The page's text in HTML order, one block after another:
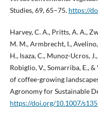
Studies, 69, 65–75. https://
Harvey, C. A., Pritts, A. A.,
M. M., Armbrecht, I., Avelino,
H., Isaza, C., Munoz-Ucros,
Robiglio, V., Somarriba, E.,
of coffee-growing
Agronomy for Sustainable
https://doi.org/10.1007/